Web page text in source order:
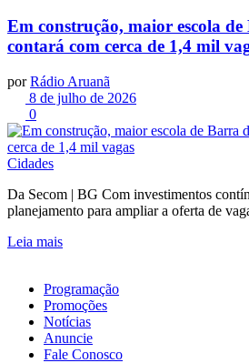
Em construção, maior escola
contará com cerca de 1,4 mil
por Rádio Aruanã
8 de julho de 2026
0
Cidades
Da Secom | BG Com investimentos
planejamento para ampliar a oferta de
Leia mais
Programação
Promoções
Notícias
Anuncie
Fale Conosco